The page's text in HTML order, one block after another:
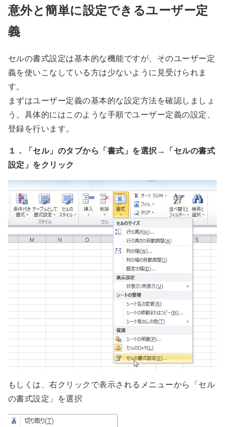
意外と簡単に設定できるユーザー定
義
セルの書式設定は基本的な機能ですが、そのユーザー定
義を使いこなしている方は少ないように見受けられま
す。
まずはユーザー定義の基本的な設定方法を確認しましょ
う。具体的にはこのような手順でユーザー定義の設定、
登録を行います。
１．「セル」のタブから「書式」を選択→「セルの書式
設定」をクリック
もしくは、右クリックで表示されるメニューから「セル
の書式設定」を選択